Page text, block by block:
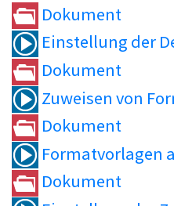
Dokument
Einstellung der
Dokument
Zuweisen von
Dokument
Formatvorlagen
Dokument